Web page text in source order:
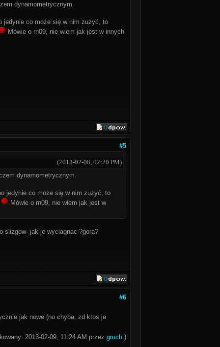
dynamometrycznym.
jedynie co może się w nim zużyć, to
Mówie o rn09, nie wiem jak jest w innych
#5
(2013-02-08, 02:20 PM)
dynamometrycznym.
jedynie co może się w nim zużyć, to
Mówie o rn09, nie wiem jak jest w
slizgow- jak je wyciagnac ?gora?
#6
jak nowe (no chyba, zd ktos je
2013-02-09, 11:24 AM przez gruch.)